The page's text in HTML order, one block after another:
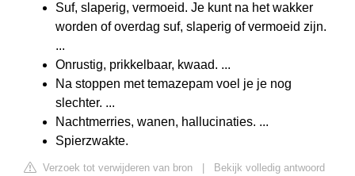
Suf, slaperig, vermoeid. Je kunt na het wakker
worden of overdag suf, slaperig of vermoeid zijn.
...
Onrustig, prikkelbaar, kwaad. ...
Na stoppen met temazepam voel je je nog
slechter. ...
Nachtmerries, wanen, hallucinaties. ...
Spierzwakte.
Verzoek tot verwijderen van bron
Bekijk volledig antwoord